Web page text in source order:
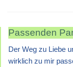
Passenden
Der Weg zu Liebe
wirklich zu mir